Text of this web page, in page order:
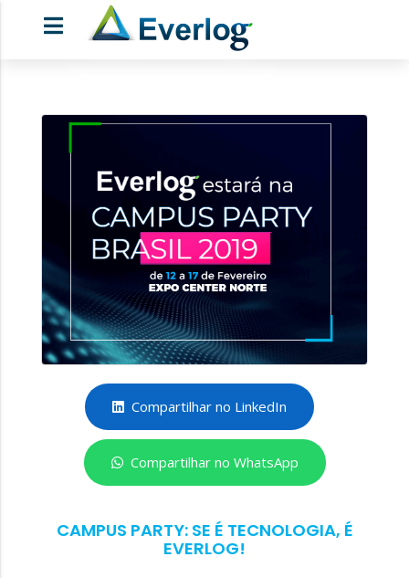
Compartilhar no LinkedIn
Compartilhar no WhatsApp
CAMPUS PARTY: SE É TECNOLOGIA, É
EVERLOG!